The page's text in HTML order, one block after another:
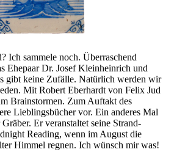
Ich sammele noch. Überraschend
Ehepaar Dr. Josef Kleinheinrich und
gibt keine Zufälle. Natürlich werden wir
Mit Robert Eberhardt von Felix Jud
Brainstormen. Zum Auftakt des
Lieblingsbücher vor. Ein anderes Mal
Er veranstaltet seine Strand-
Reading, wenn im August die
Himmel regnen. Ich wünsch mir was!